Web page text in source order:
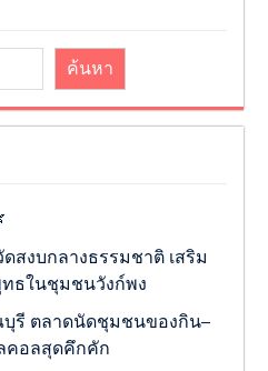
ค้นหา
สงบกลางธรรมชาติ เสริม
ธในชุมชนวังก์พง
บุรี ตลาดนัดชุมชนของกิน–
คอลสุดคึกคัก